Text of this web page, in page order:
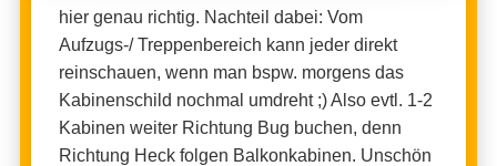
hier genau richtig. Nachteil dabei: Vom
Aufzugs-/ Treppenbereich kann jeder direkt
reinschauen, wenn man bspw. morgens das
Kabinenschild nochmal umdreht ;) Also evtl. 1-2
Kabinen weiter Richtung Bug buchen, denn
Richtung Heck folgen Balkonkabinen. Unschön